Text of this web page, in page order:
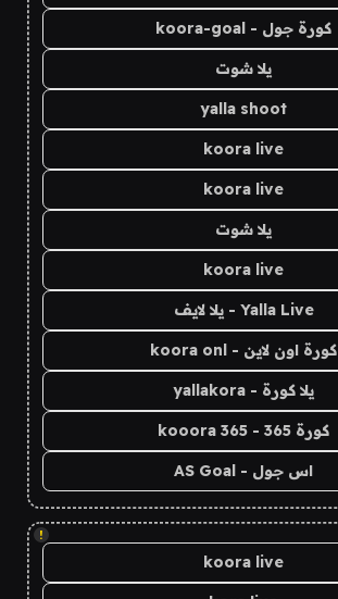
كورة جول - koora-goal
يلا شوت
yalla shoot
koora live
koora live
يلا شوت
koora live
Yalla Live - يلا لايف
كورة اون لاين - koora onl
يلا كورة - yallakora
كورة 365 - kooora 365
اس جول - AS Goal
!
koora live